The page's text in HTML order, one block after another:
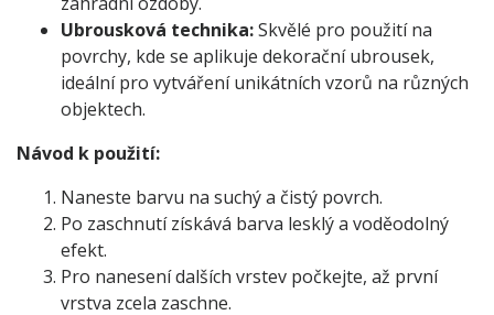
Ubrousková technika:Skvělé pro použití na
povrchy, kde se aplikuje dekorační ubrousek,
ideální pro vytváření unikátních vzorů na různých
objektech.
Návod k použití:
Naneste barvu na suchý a čistý povrch.
Po zaschnutí získává barva lesklý a voděodolný
efekt.
Pro nanesení dalších vrstev počkejte, až první
vrstva zcela zaschne.